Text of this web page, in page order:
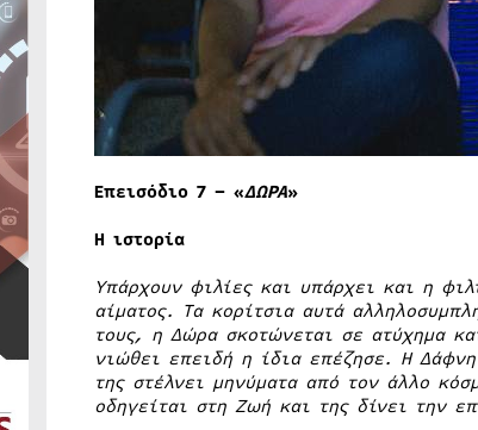
Επεισόδιο 7– «ΔΩΡΑ»
Η ιστορία
Υπάρχουν φιλίες και υπάρχει και η
αίματος. Τα κορίτσια αυτά
τους, η Δώρα σκοτώνεται σε ατύχημα
νιώθει επειδή η ίδια επέζησε. Η
της στέλνει μηνύματα από τον άλλο
οδηγείται στη Ζωή και της δίνει την